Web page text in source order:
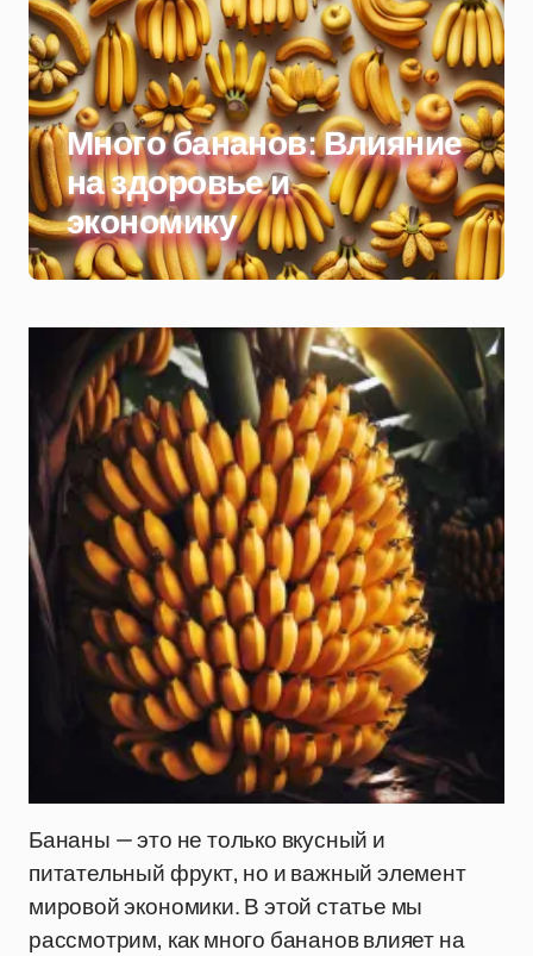
Много бананов: Влияние
на здоровье и
экономику
Бананы — это не только вкусный и
питательный фрукт, но и важный элемент
мировой экономики. В этой статье мы
рассмотрим, как много бананов влияет на